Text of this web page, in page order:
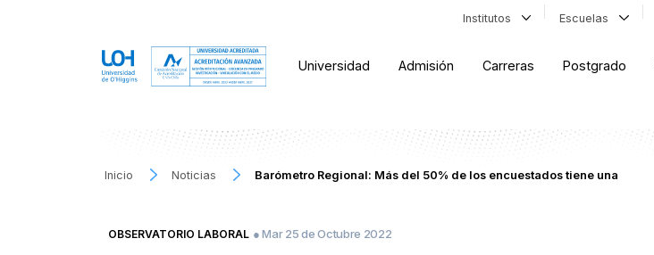
Institutos Escuelas
Universidad Admisión Carreras Postgrado
Inicio Noticias Barómetro Regional: Más del 50% de los encuestados tiene una
OBSERVATORIO LABORAL ● Mar 25 de Octubre 2022